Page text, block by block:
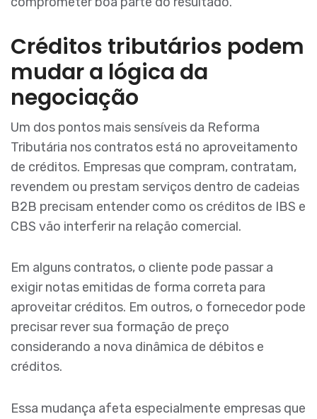
Créditos tributários podem
mudar a lógica da
negociação
Um dos pontos mais sensíveis da Reforma
Tributária nos contratos está no aproveitamento
de créditos. Empresas que compram, contratam,
revendem ou prestam serviços dentro de cadeias
B2B precisam entender como os créditos de IBS e
CBS vão interferir na relação comercial.
Em alguns contratos, o cliente pode passar a
exigir notas emitidas de forma correta para
aproveitar créditos. Em outros, o fornecedor pode
precisar rever sua formação de preço
considerando a nova dinâmica de débitos e
créditos.
Essa mudança afeta especialmente empresas que